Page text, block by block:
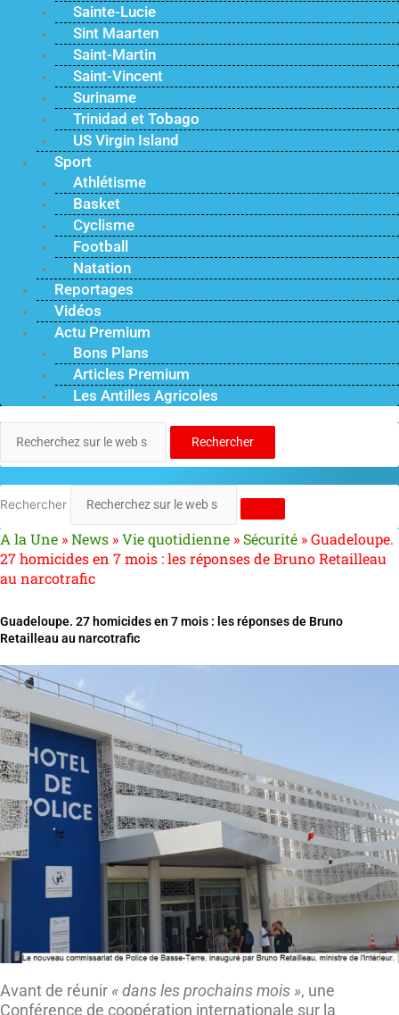
Sainte-Lucie
Sint Maarten
Saint-Martin
Saint-Vincent
Suriname
Trinidad et Tobago
US Virgin Island
Sport
Athlétisme
Basket
Cyclisme
Football
Natation
Reportages
Vidéos
Actu Premium
Bons Plans
Articles Premium
Les Antilles Agricoles
Rechercher
Rechercher
A la Une »News »Vie quotidienne »Sécurité »Guadeloupe.
27 homicides en 7 mois : les réponses de Bruno Retailleau
au narcotrafic
Guadeloupe. 27 homicides en 7 mois : les réponses de Bruno
Retailleau au narcotrafic
Avant de réunir « dans les prochains mois », une
Conférence de coopération internationale sur la